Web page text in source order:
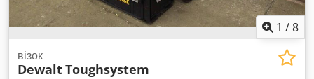
1 /8
візок
DewaltToughsystem